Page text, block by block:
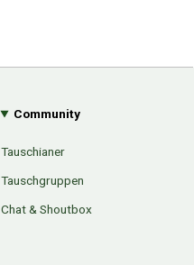
Community
Tauschianer
Tauschgruppen
Chat & Shoutbox